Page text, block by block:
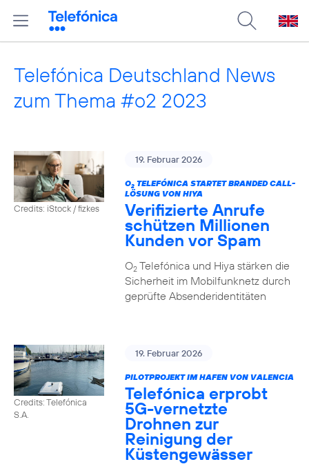
Telefónica Deutschland News
zum Thema #o2 2023
Credits: iStock / fizkes
19. Februar 2026
O2TELEFÓNICA STARTET BRANDED CALL-
LÖSUNG VON HIYA
Verifizierte Anrufe
schützen Millionen
Kunden vor Spam
O2Telefónica und Hiya stärken die
Sicherheit im Mobilfunknetz durch
geprüfte Absenderidentitäten
Credits: Telefónica
S.A.
19. Februar 2026
PILOTPROJEKT IM HAFEN VON VALENCIA
Telefónica erprobt
5G-vernetzte
Drohnen zur
Reinigung der
Küstengewässer